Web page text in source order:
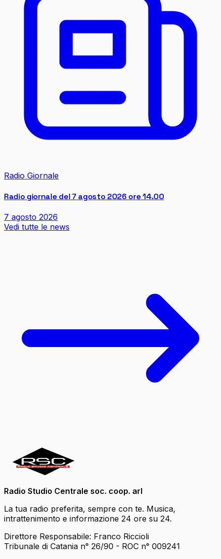
Radio Giornale
Radio giornale del 7 agosto 2026 ore 14.00
7 agosto 2026
Vedi tutte le news
Radio Studio Centrale soc. coop. arl
La tua radio preferita, sempre con te. Musica,
intrattenimento e informazione 24 ore su 24.
Direttore Responsabile: Franco Riccioli
Tribunale di Catania n° 26/90 - ROC n° 009241